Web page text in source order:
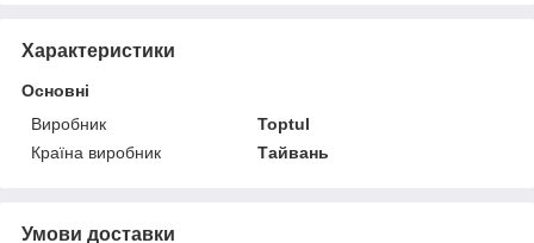
Характеристики
Основні
Виробник
Toptul
Країна виробник
Тайвань
Умови доставки